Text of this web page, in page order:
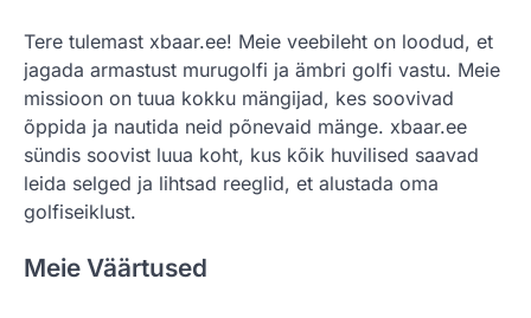
Tere tulemast xbaar.ee! Meie veebileht on loodud, et
jagada armastust murugolfi ja ämbri golfi vastu. Meie
missioon on tuua kokku mängijad, kes soovivad
õppida ja nautida neid põnevaid mänge. xbaar.ee
sündis soovist luua koht, kus kõik huvilised saavad
leida selged ja lihtsad reeglid, et alustada oma
golfiseiklust.
Meie Väärtused